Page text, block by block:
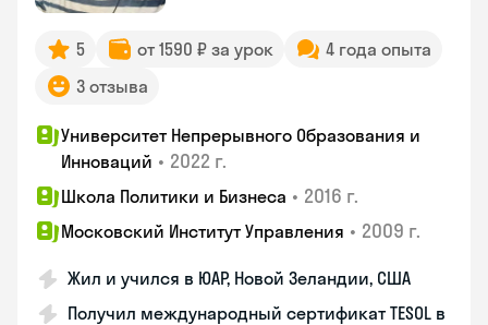
5 от 1590 ₽ за урок
4 года опыта
3 отзыва
Университет Непрерывного Образования и
Инноваций • 2022 г.
Школа Политики и Бизнеса • 2016 г.
Московский Институт Управления • 2009 г.
Жил и учился в ЮАР, Новой Зеландии, США
Получил международный сертификат TESOL в